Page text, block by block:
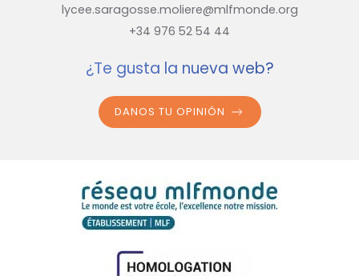
lycee.saragosse.moliere@mlfmonde.org
+34 976 52 54 44
¿Te gusta la nueva web?
DANOS TU OPINIÓN